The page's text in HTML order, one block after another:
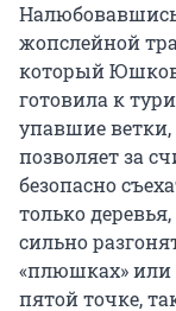
жопслейной
который
готовила к
упавшие ветки,
позволяет за
безопасно
только
сильно
«плюшках» или
пятой точке,